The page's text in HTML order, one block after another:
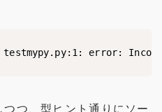
testmypy.py:1: error:
つ、型ヒント通りにソー